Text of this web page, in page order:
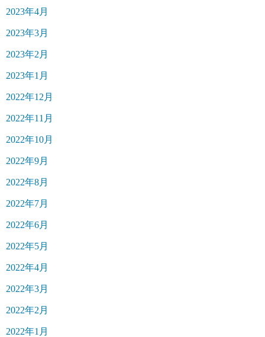
2023年4月
2023年3月
2023年2月
2023年1月
2022年12月
2022年11月
2022年10月
2022年9月
2022年8月
2022年7月
2022年6月
2022年5月
2022年4月
2022年3月
2022年2月
2022年1月